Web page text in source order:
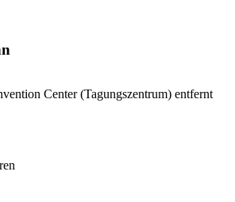
Center (Tagungszentrum) entfernt